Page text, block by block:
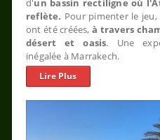
d'un bassin rectiligne où
reflète. Pour pimenter le jeu,
ont été créées,à travers
désert et oasis. Une
inégalée à Marrakech.
Lire Plus